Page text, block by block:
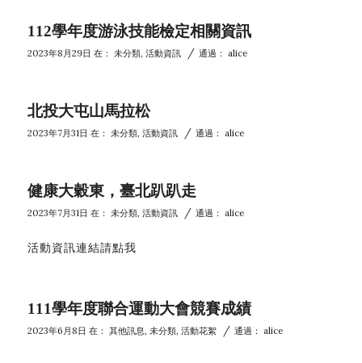
112學年度游泳技能檢定相關資訊
2023年8月29日 在： 未分類, 活動資訊 / 通過： alice
北投大屯山馬拉松
2023年7月31日 在： 未分類, 活動資訊 / 通過： alice
健康大穀東，臺北趴趴走
2023年7月31日 在： 未分類, 活動資訊 / 通過： alice
活動資訊連結請點我
111學年度聯合運動大會競賽成績
2023年6月8日 在： 其他訊息 , 未分類, 活動花絮 / 通過： alice